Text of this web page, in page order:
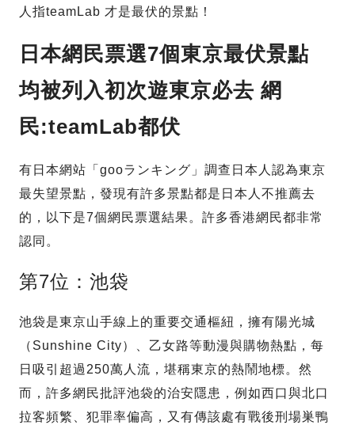
人指teamLab 才是最伏的景點！
日本網民票選7個東京最伏景點
均被列入初次遊東京必去 網
民:teamLab都伏
有日本網站「gooランキング」調查日本人認為東京
最失望景點，發現有許多景點都是日本人不推薦去
的，以下是7個網民票選結果。許多香港網民都非常
認同。
第7位：池袋
池袋是東京山手線上的重要交通樞紐，擁有陽光城
（Sunshine City）、乙女路等動漫與購物熱點，每
日吸引超過250萬人流，堪稱東京的熱鬧地標。然
而，許多網民批評池袋的治安隱患，例如西口與北口
拉客頻繁、犯罪率偏高，又有傳該處有戰後刑場巣鴨